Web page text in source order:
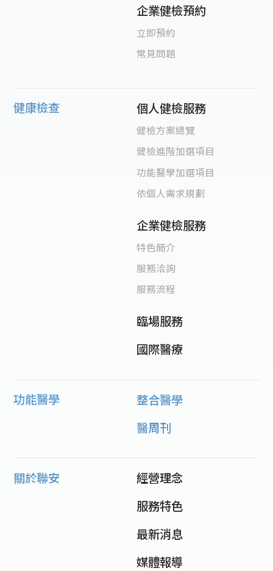
企業健檢預約
立即預約
常見問題
健康檢查 個人健檢服務
健檢方案總覽
健檢進階加選項目
功能醫學加選項目
依個人需求規劃
企業健檢服務
特色簡介
服務洽詢
服務流程
臨場服務
國際醫療
功能醫學
整合醫學
醫周刊
關於聯安
經營理念
服務特色
最新消息
媒體報導